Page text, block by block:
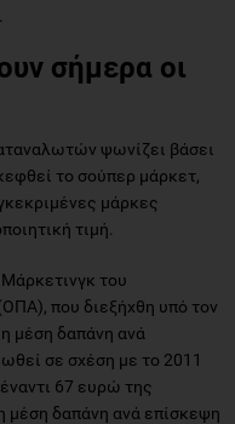
σήμερα οι
ψωνίζει βάσει
το σούπερ μάρκετ,
μάρκες
τιμή.
του
που διεξήχθη υπό τον
μέση δαπάνη ανά
σε σχέση με το 2011
67 ευρώ της
μέση δαπάνη ανά επίσκεψη